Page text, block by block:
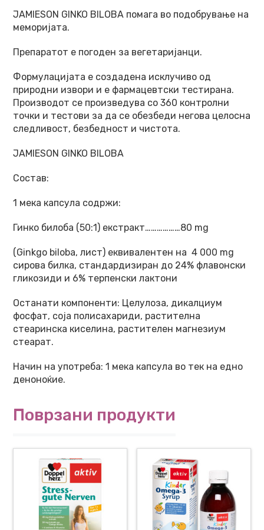
JAMIESON GINKO BILOBA помага во подобрување на
меморијата.
Препаратот е погоден за вегетаријанци.
Формулацијата е создадена исклучиво од
природни извори и е фармацевтски тестирана.
Производот се произведува со 360 контролни
точки и тестови за да се обезбеди негова целосна
следливост, безбедност и чистота.
JAMIESON GINKO BILOBA
Состав:
1 мека капсула содржи:
Гинко билоба (50:1) екстракт………………80 mg
(Ginkgo biloba, лист) еквивалентен на 4 000 mg
сирова билка, стандардизиран до 24% флавонски
гликозиди и 6% терпенски лактони
Останати компоненти: Целулоза, дикалциум
фосфат, соја полисахариди, растителна
стеаринска киселина, растителен магнезиум
стеарат.
Начин на употреба: 1 мека капсула во тек на едно
деноноќие.
Поврзани продукти